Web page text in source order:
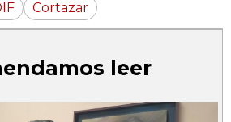
Cortazar
leer